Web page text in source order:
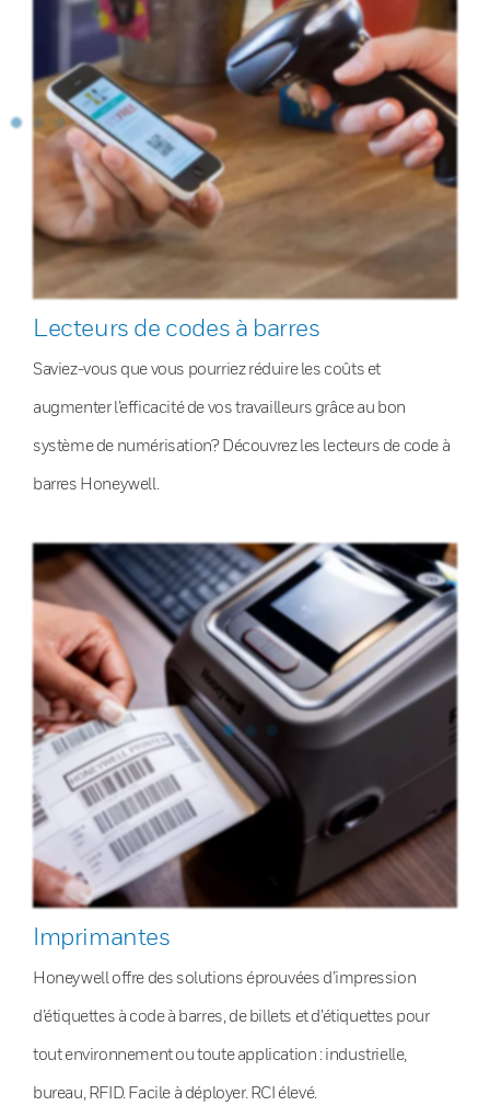
Lecteurs de codes à barres
Saviez-vous que vous pourriez réduire les coûts et
augmenter l’efficacité de vos travailleurs grâce au bon
système de numérisation? Découvrez les lecteurs de code à
barres Honeywell.
Imprimantes
Honeywell offre des solutions éprouvées d’impression
d’étiquettes à code à barres, de billets et d’étiquettes pour
tout environnement ou toute application : industrielle,
bureau, RFID. Facile à déployer. RCI élevé.